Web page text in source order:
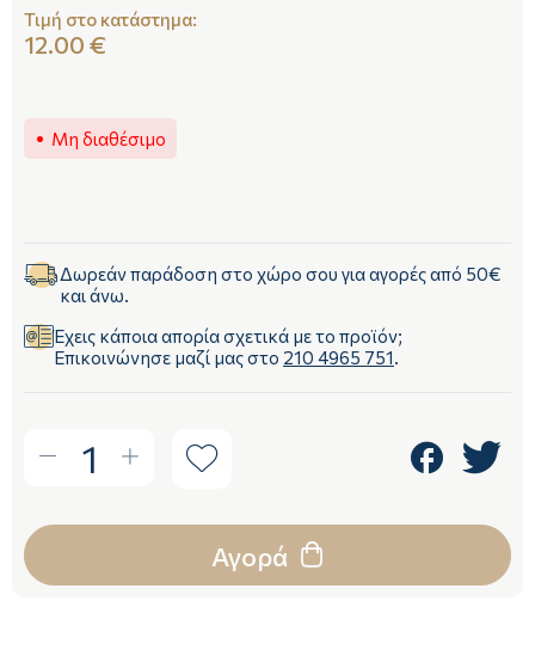
Τιμή στο κατάστημα:
12.00 €
Μη διαθέσιμο
Δωρεάν παράδοση στο χώρο σου για αγορές από 50€
και άνω.
Έχεις κάποια απορία σχετικά με το προϊόν;
Επικοινώνησε μαζί μας στο 210 4965 751.
1
Αγορά